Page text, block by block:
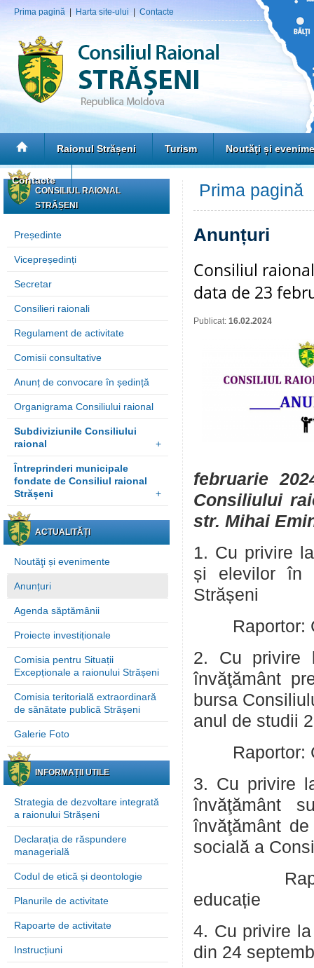
Prima pagină Harta site-ului Contacte
Raionul Strășeni Turism Noutăţi și
Contacte
CONSILIUL RAIONAL
STRĂȘENI
Președinte
Vicepreședinți
Secretar
Consilieri raionali
Regulament de activitate
Comisii consultative
Anunț de convocare în ședință
Organigrama Consiliului raional
Subdiviziunile Consiliului
raional
+
Întreprinderi municipale
fondate de Consiliul raional
Strășeni
+
ACTUALITĂȚI
Noutăţi și evenimente
Anunțuri
Agenda săptămânii
Proiecte investiționale
Comisia pentru Situații
Excepționale a raionului Strășeni
Comisia teritorială extraordinară
de sănătate publică Strășeni
Galerie Foto
INFORMAȚII UTILE
Strategia de dezvoltare integrată
a raionului Strășeni
Declarația de răspundere
managerială
Codul de etică și deontologie
Planurile de activitate
Rapoarte de activitate
Instrucțiuni
Prima pagină
Anunțuri
Consiliul
data de 23
Publicat: 16.02.2024
februarie
Consiliului
str. Mihai
1. Cu privire
și elevilor în
Strășeni
Raportor:
2. Cu
învăţământ
bursa
anul de studii
Raportor:
3. Cu privire
învăţământ
învăţământ
socială a
Raportor:
educație
4. Cu privire
din 24